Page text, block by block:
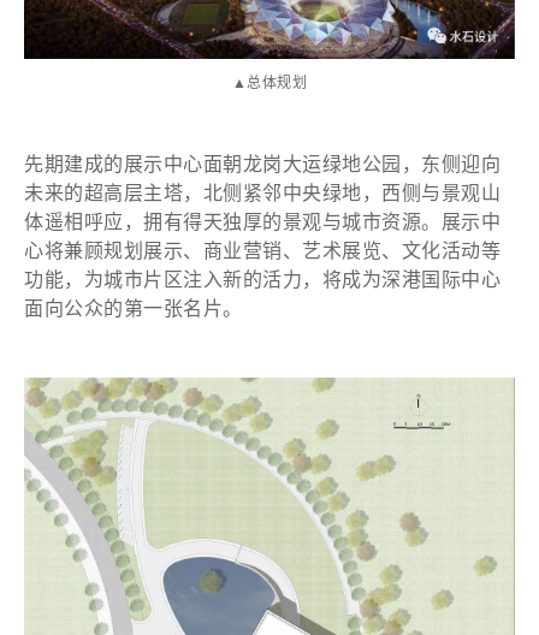
▲总体规划
先期建成的展示中心面朝龙岗大运绿地公园，东侧迎向
未来的超高层主塔，北侧紧邻中央绿地，西侧与景观山
体遥相呼应，拥有得天独厚的景观与城市资源。展示中
心将兼顾规划展示、商业营销、艺术展览、文化活动等
功能，为城市片区注入新的活力，将成为深港国际中心
面向公众的第一张名片。